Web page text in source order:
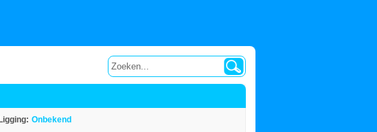
Ligging: Onbekend